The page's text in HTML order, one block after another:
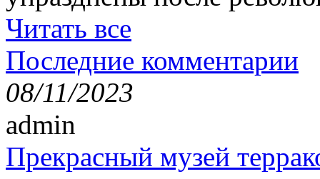
Читать все
Последние комментарии
08/11/2023
admin
Прекрасный музей